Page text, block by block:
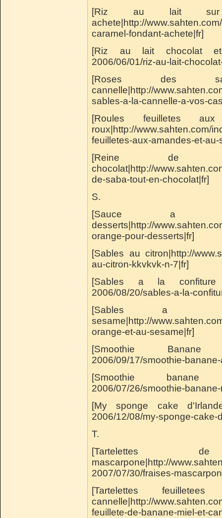
[Riz au lait sur
achete|http://
caramel-fondant-achete|fr]
[Riz au lait chocolat et
2006/06/01/riz-au-lait-
[Roses
cannelle|http://
sables-a-la-cannelle-a-vos-
[Roules feuilletes
roux|http://www.sahten.com/
feuilletes-aux-amandes-et-au-
[Reine de
chocolat|http://
de-saba-tout-en-chocolat|fr]
S.
[Sauce a
desserts|http://
orange-pour-desserts|fr]
[Sables au citron|http://
au-citron-kkvkvk-n-7|fr]
[Sables a la confiture
2006/08/20/sables-a-la-
[Sables a
sesame|http://
orange-et-au-sesame|fr]
[Smoothie Banane
2006/09/17/smoothie-
[Smoothie banane
2006/07/26/smoothie-
[My sponge cake
2006/12/08/my-sponge-cake-
T.
[Tartelettes
mascarpone|http://
2007/07/30/fraises-
[Tartelettes
cannelle|http://
feuillete-de-banane-miel-et-